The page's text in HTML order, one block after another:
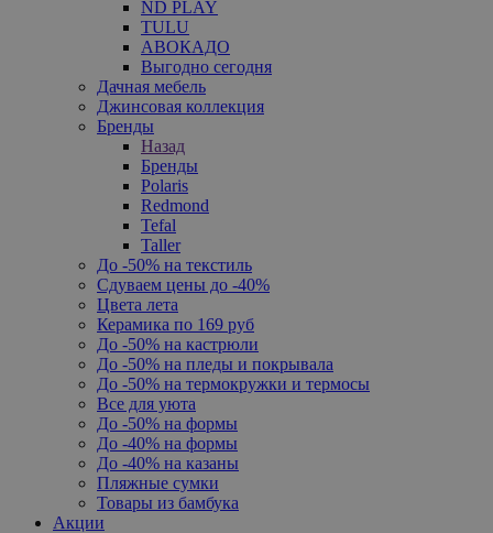
ND PLAY
TULU
АВОКАДО
Выгодно сегодня
Дачная мебель
Джинсовая коллекция
Бренды
Назад
Бренды
Polaris
Redmond
Tefal
Taller
До -50% на текстиль
Сдуваем цены до -40%
Цвета лета
Керамика по 169 руб
До -50% на кастрюли
До -50% на пледы и покрывала
До -50% на термокружки и термосы
Все для уюта
До -50% на формы
До -40% на формы
До -40% на казаны
Пляжные сумки
Товары из бамбука
Акции